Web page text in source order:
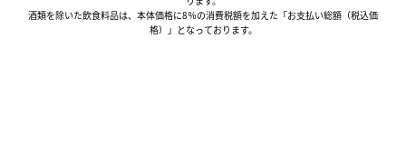
酒類を除いた飲食料品は、本体価格に8％の消費税額を加えた「お支払い総額（税込価
格）」となっております。